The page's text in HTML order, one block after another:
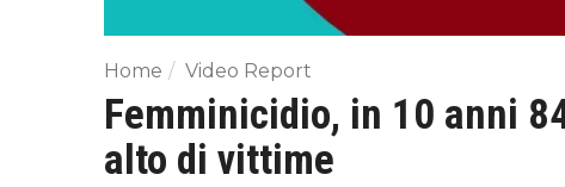
Home Video Report
Femminicidio, in 10 anni
alto di vittime